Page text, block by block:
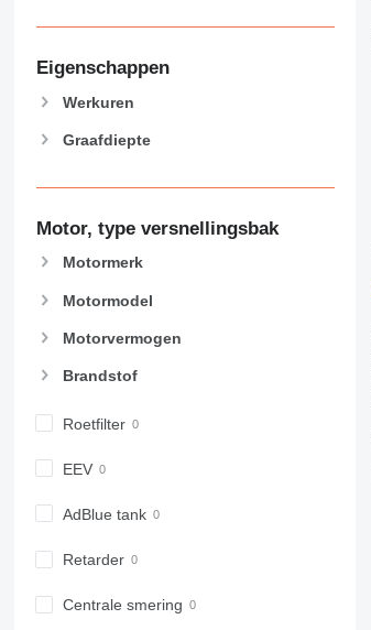
Eigenschappen
Werkuren
Graafdiepte
Motor, type versnellingsbak
Motormerk
Motormodel
Motorvermogen
Brandstof
Roetfilter
EEV
AdBlue tank
Retarder
Centrale smering